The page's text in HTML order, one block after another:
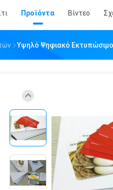
Προϊόντα Βίντεο
Υψηλό Ψηφιακό